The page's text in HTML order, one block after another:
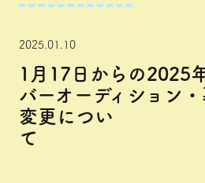
2025.01.10
1月17日からの2025
バーオーディション
変更につい